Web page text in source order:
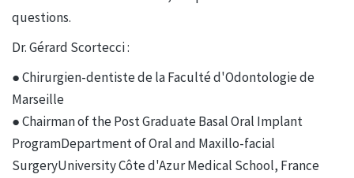
questions.
Dr. Gérard Scortecci :
● Chirurgien-dentiste de la Faculté d'Odontologie de
Marseille
● Chairman of the Post Graduate Basal Oral Implant
ProgramDepartment of Oral and Maxillo-facial
SurgeryUniversity Côte d'Azur Medical School, France